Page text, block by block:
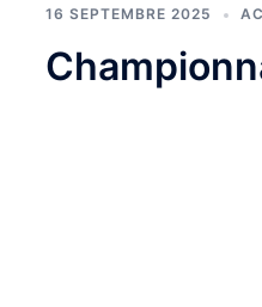
16 SEPTEMBRE 2025